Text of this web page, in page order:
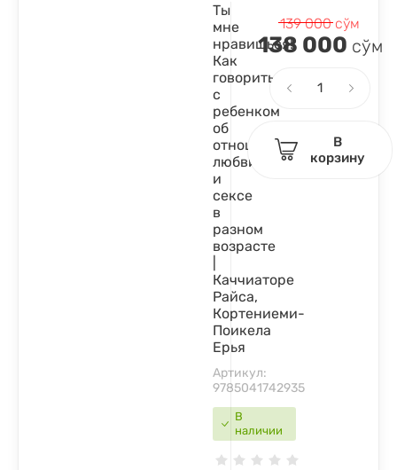
В
наличии
Ты
мне
нравишься!
Как
говорить
с
ребенком
об
отношениях,
любви
и
сексе
в
разном
возрасте
Каччиаторе
Райса,
Кортениеми-
Поикела
Ерья
Артикул:
9785041742935
139 000сўм
138 000 сўм
В
корзину